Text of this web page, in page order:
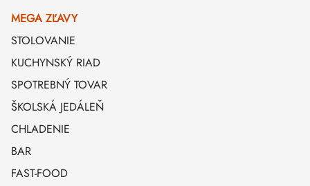
MEGA ZĽAVY
STOLOVANIE
KUCHYNSKÝ RIAD
SPOTREBNÝ TOVAR
ŠKOLSKÁ JEDÁLEŇ
CHLADENIE
BAR
FAST-FOOD